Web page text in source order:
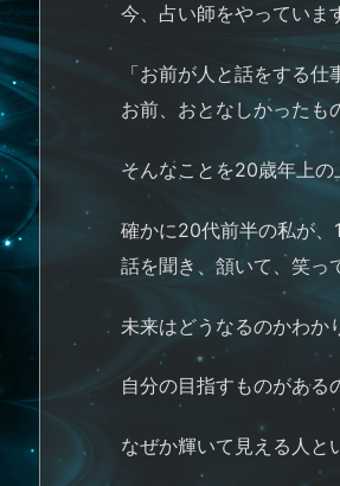
今、占い師をやっていま
「お前が人と話をする仕
お前、おとなしかったも
そんなことを20歳年上の
確かに20代前半の私が、
話を聞き、頷いて、笑っ
未来はどうなるのかわか
自分の目指すものがある
なぜか輝いて見える人と